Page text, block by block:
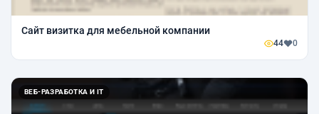
Сайт визитка для мебельной компании
44 0
ВЕБ-РАЗРАБОТКА И IT